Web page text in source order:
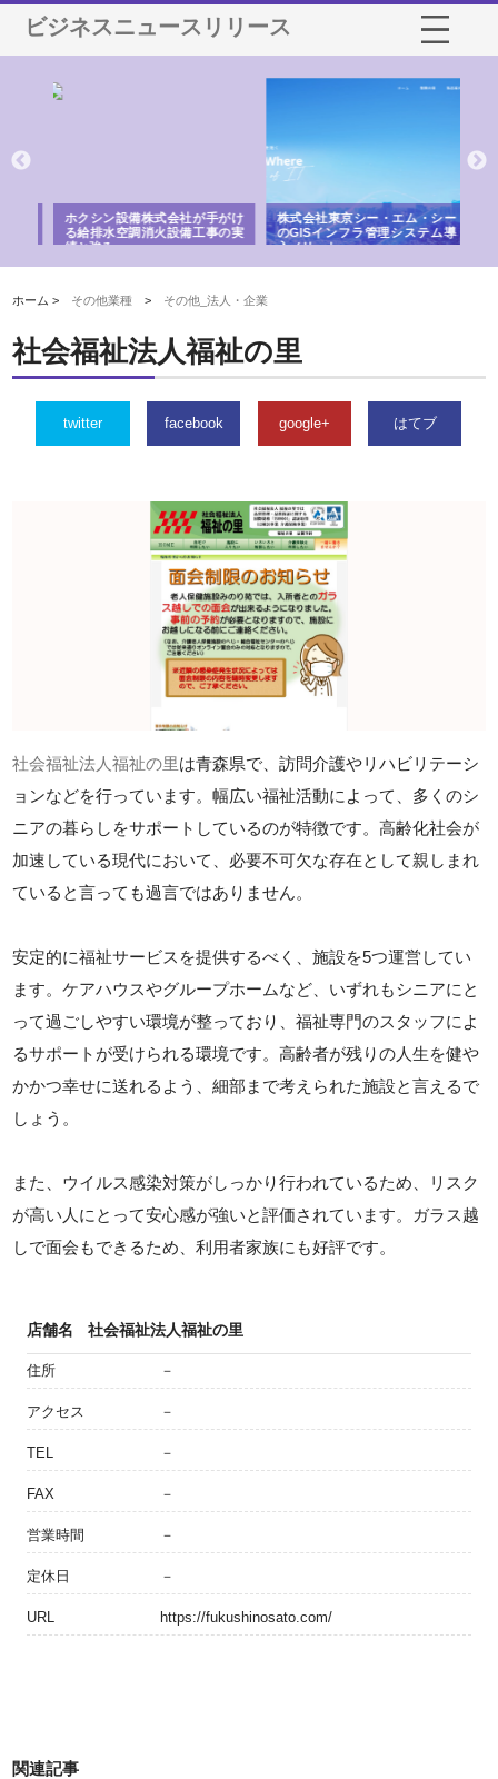
ビジネスニュースリリース
ホクシン設備株式会社が手がけ
る給排水空調消火設備工事の実
績と強み
株式会社東京シー・エム・シー
のGISインフラ管理システム導
入メリット
ホーム > その他業種 > その他_法人・企業
社会福祉法人福祉の里
twitter facebook google+ はてブ
社会福祉法人福祉の里は青森県で、訪問介護やリハビリテーシ
ョンなどを行っています。幅広い福祉活動によって、多くのシ
ニアの暮らしをサポートしているのが特徴です。高齢化社会が
加速している現代において、必要不可欠な存在として親しまれ
ていると言っても過言ではありません。
安定的に福祉サービスを提供するべく、施設を5つ運営してい
ます。ケアハウスやグループホームなど、いずれもシニアにと
って過ごしやすい環境が整っており、福祉専門のスタッフによ
るサポートが受けられる環境です。高齢者が残りの人生を健や
かかつ幸せに送れるよう、細部まで考えられた施設と言えるで
しょう。
また、ウイルス感染対策がしっかり行われているため、リスク
が高い人にとって安心感が強いと評価されています。ガラス越
しで面会もできるため、利用者家族にも好評です。
店舗名 社会福祉法人福祉の里
住所 －
アクセス －
TEL －
FAX －
営業時間 －
定休日 －
URL https://fukushinosato.com/
関連記事